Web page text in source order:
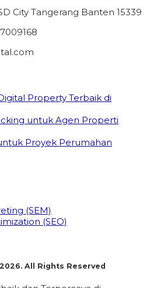
City Tangerang Banten 15339
Property Terbaik di
untuk Agen Properti
Proyek Perumahan
(SEM)
(SEO)
All Rights Reserved